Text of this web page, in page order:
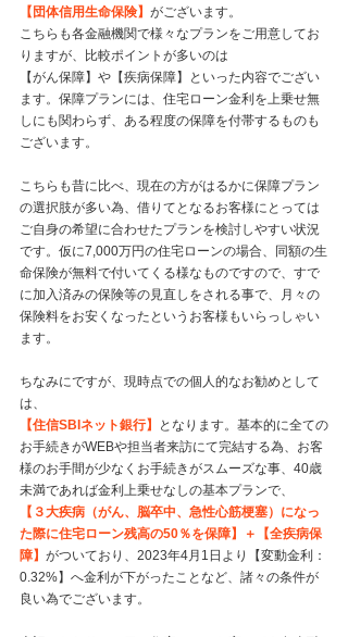
【団体信用生命保険】 がございます。
こちらも各金融機関で様々なプランをご用意してお
りますが、比較ポイントが多いのは
【がん保障】や【疾病保障】といった内容でござい
ます。保障プランには、住宅ローン金利を上乗せ無
しにも関わらず、ある程度の保障を付帯するものも
ございます。
こちらも昔に比べ、現在の方がはるかに保障プラン
の選択肢が多い為、借りてとなるお客様にとっては
ご自身の希望に合わせたプランを検討しやすい状況
です。仮に7,000万円の住宅ローンの場合、同額の生
命保険が無料で付いてくる様なものですので、すで
に加入済みの保険等の見直しをされる事で、月々の
保険料をお安くなったというお客様もいらっしゃい
ます。
ちなみにですが、現時点での個人的なお勧めとして
は、
【住信SBIネット銀行】
となります。基本的に全ての
お手続きがWEBや担当者来訪にて完結する為、お客
様のお手間が少なくお手続きがスムーズな事、40歳
未満であれば金利上乗せなしの基本プランで、
【３大疾病（がん、脳卒中、急性心筋梗塞）になっ
た際に住宅ローン残高の50％を保障】＋【全疾病保
障】 がついており、2023年4月1日より【変動金利：
0.32%】へ金利が下がったことなど、諸々の条件が
良い為でございます。